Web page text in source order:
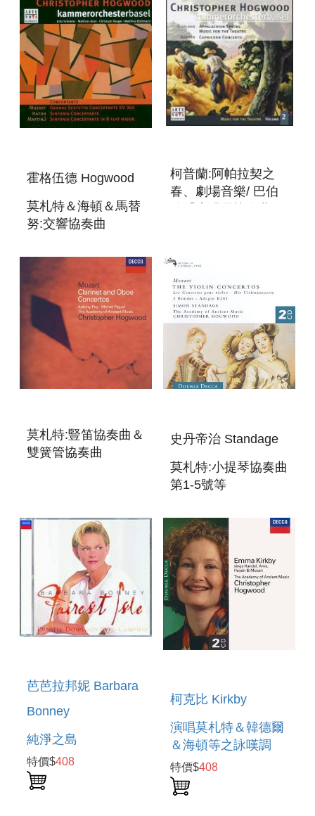
CONCERTO＆
FLUTE CONCERTO
NO.1＆BASSOON C
霍格伍德 Hogwood
莫札特＆海頓＆馬替
努:交響協奏曲
＆
MARTINU:SINFONIAS
柯普蘭:阿帕拉契之
春、劇場音樂/ 巴伯
莫札特:豎笛協奏曲＆
雙簧管協奏曲
史丹帝治 Standage
莫札特:小提琴協奏曲
第1-5號等
VIOLIN
CONCERTOS
芭芭拉邦妮 Barbara
Bonney
純淨之島
特價$408
柯克比 Kirkby
演唱莫札特＆韓德爾
＆海頓等之詠嘆調
特價$408